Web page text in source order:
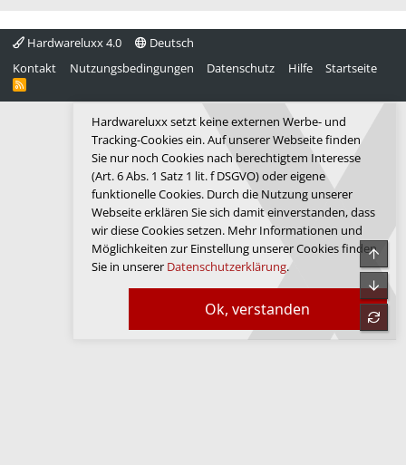
Hardwareluxx 4.0
Deutsch
Kontakt
Nutzungsbedingungen Datenschutz Hilfe Startseite
R
Ok, verstanden
Hardwareluxx setzt keine externen Werbe- und
Tracking-Cookies ein. Auf unserer Webseite finden
Sie nur noch Cookies nach berechtigtem Interesse
(Art. 6 Abs. 1 Satz 1 lit. f DSGVO) oder eigene
funktionelle Cookies. Durch die Nutzung unserer
Webseite erklären Sie sich damit einverstanden, dass
wir diese Cookies setzen. Mehr Informationen und
Möglichkeiten zur Einstellung unserer Cookies finden
Sie in unserer Datenschutzerklärung.